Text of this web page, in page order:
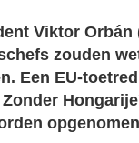
Viktor
zouden
Een EU-